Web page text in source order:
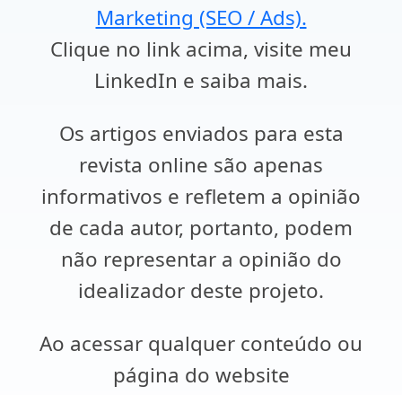
Marketing (SEO / Ads).
Clique no link acima, visite meu
LinkedIn e saiba mais.
Os artigos enviados para esta
revista online são apenas
informativos e refletem a opinião
de cada autor, portanto, podem
não representar a opinião do
idealizador deste projeto.
Ao acessar qualquer conteúdo ou
página do website